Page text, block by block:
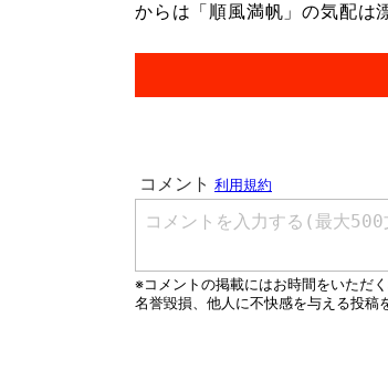
からは「順風満帆」の気配は